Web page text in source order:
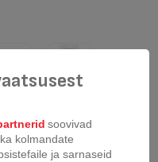
soovivad
kolmandate
ja sarnaseid